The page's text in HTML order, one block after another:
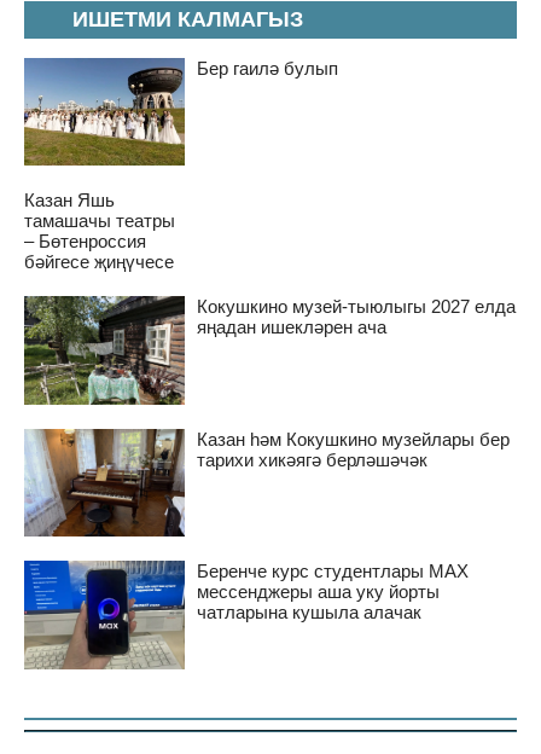
ИШЕТМИ КАЛМАГЫЗ
Бер гаилә булып
Казан Яшь
тамашачы театры
– Бөтенроссия
бәйгесе җиңүчесе
Кокушкино музей-тыюлыгы 2027 елда
яңадан ишекләрен ача
Казан һәм Кокушкино музейлары бер
тарихи хикәягә берләшәчәк
Беренче курс студентлары MAX
мессенджеры аша уку йорты
чатларына кушыла алачак